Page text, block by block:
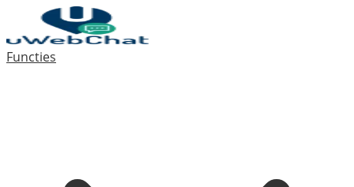
Functies